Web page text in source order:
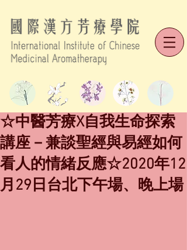
☆中醫芳療X自我生命探索
講座－兼談聖經與易經如何
看人的情緒反應☆2020年12
月29日台北下午場、晚上場